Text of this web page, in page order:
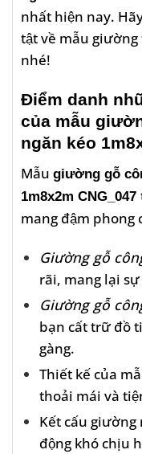
nhất hiện nay.
tật về mẫu
nhé!
Điểm danh
của mẫu
ngăn kéo
Mẫu giường gỗ
1m8x2m CNG_047
mang đậm phong
Giường gỗ
rãi, mang lại
Giường gỗ
bạn cất trữ đồ
gàng.
Thiết kế của
thoải mái và
Kết cấu giường
động khó chịu